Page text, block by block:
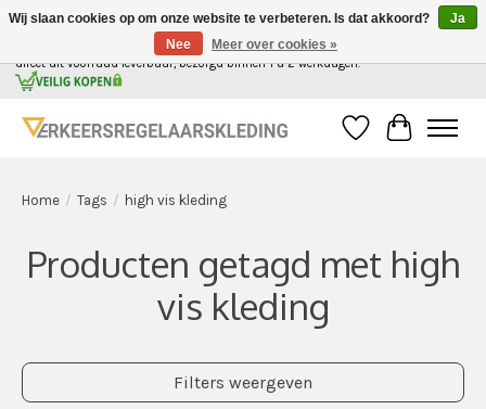
Alle kleding voor de verkeersregelaar in Nederland, gemakkelijk in 1 webshop. | Alles
direct uit voorraad leverbaar, bezorgd binnen 1 a 2 werkdagen.
Verlanglijst
Home / Tags / high vis kleding
Producten getagd met high
vis kleding
Filters weergeven
Wij slaan cookies op om onze website te verbeteren. Is dat akkoord?
Ja
Nee
Meer over cookies »